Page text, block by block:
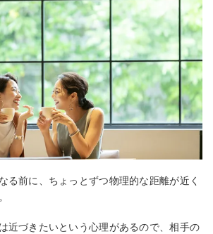
る前に、ちょっとずつ物理的な距離が近く
近づきたいという心理があるので、相手の